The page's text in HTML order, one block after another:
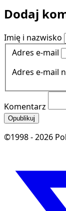
Dodaj
Imię i nazwisko
Adres e-mail
Adres e-mail
Komentarz
Opublikuj
©1998 - 2026